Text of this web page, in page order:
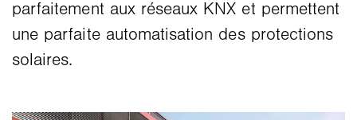
parfaitement aux réseaux KNX et permettent
une parfaite automatisation des protections
solaires.